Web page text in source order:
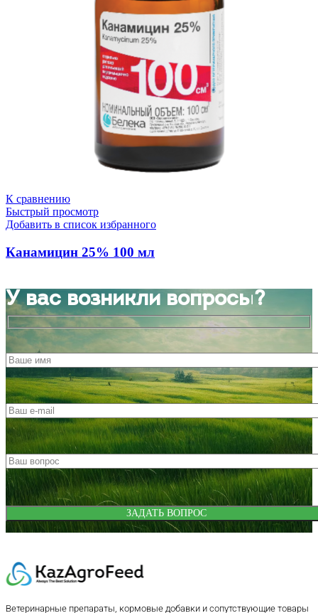
К сравнению
Быстрый просмотр
Добавить в список избранного
Канамицин 25% 100 мл
У вас возникли вопросы?
Ветеринарные препараты, кормовые добавки и сопутствующие товары